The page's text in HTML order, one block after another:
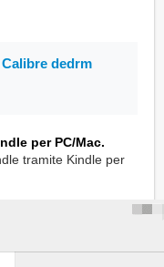
dedrm
per PC/Mac.
tramite Kindle per